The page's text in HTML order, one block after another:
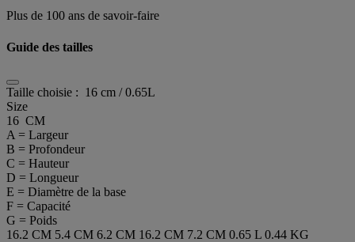
Plus de 100 ans de savoir-faire
Guide des tailles
Taille choisie : 16 cm / 0.65L
Size
16 CM
A = Largeur
B = Profondeur
C = Hauteur
D = Longueur
E = Diamètre de la base
F = Capacité
G = Poids
16.2 CM 5.4 CM 6.2 CM 16.2 CM 7.2 CM 0.65 L 0.44 KG